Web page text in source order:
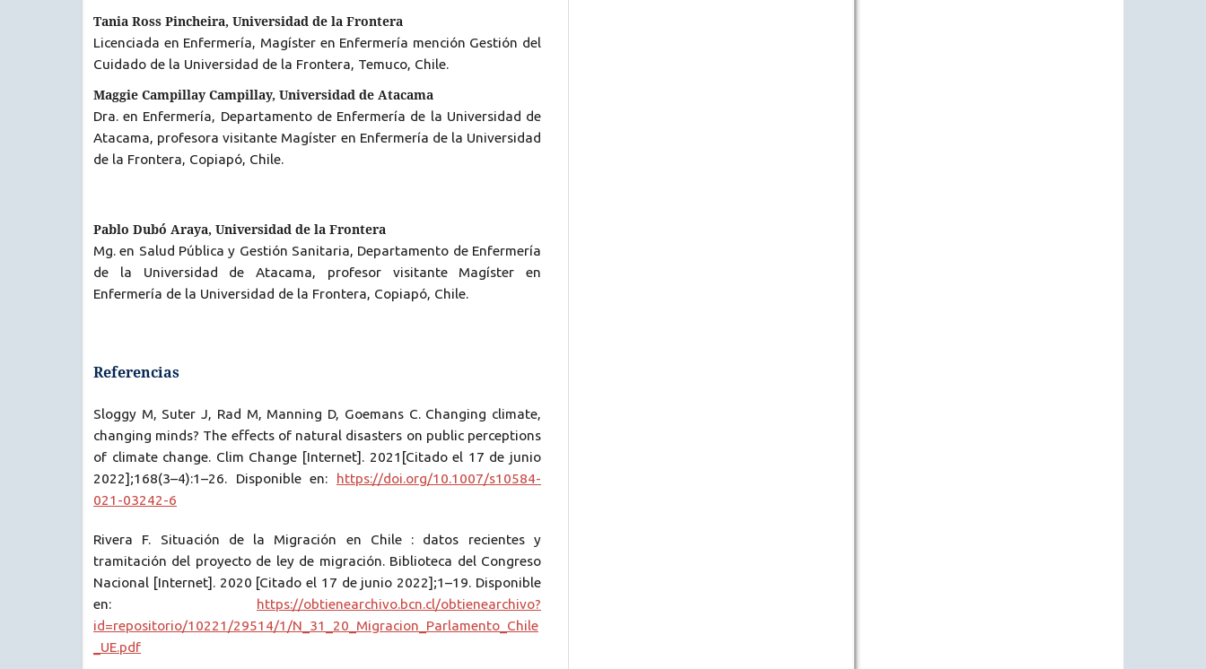
Tania Ross Pincheira, Universidad de la Frontera
Licenciada en Enfermería, Magíster en Enfermería mención Gestión del
Cuidado de la Universidad de la Frontera, Temuco, Chile.
Maggie Campillay Campillay, Universidad de Atacama
Dra. en Enfermería, Departamento de Enfermería de la Universidad de
Atacama, profesora visitante Magíster en Enfermería de la Universidad
de la Frontera, Copiapó, Chile.
Pablo Dubó Araya, Universidad de la Frontera
Mg. en Salud Pública y Gestión Sanitaria, Departamento de Enfermería
de la Universidad de Atacama, profesor visitante Magíster en
Enfermería de la Universidad de la Frontera, Copiapó, Chile.
Referencias
Sloggy M, Suter J, Rad M, Manning D, Goemans C. Changing climate,
changing minds? The effects of natural disasters on public perceptions
of climate change. Clim Change [Internet]. 2021[Citado el 17 de junio
2022];168(3–4):1–26. Disponible en: https://doi.org/10.1007/s10584-
021-03242-6
Rivera F. Situación de la Migración en Chile : datos recientes y
tramitación del proyecto de ley de migración. Biblioteca del Congreso
Nacional [Internet]. 2020 [Citado el 17 de junio 2022];1–19. Disponible
en: https://obtienearchivo.bcn.cl/obtienearchivo?
id=repositorio/10221/29514/1/N_31_20_Migracion_Parlamento_Chile
_UE.pdf